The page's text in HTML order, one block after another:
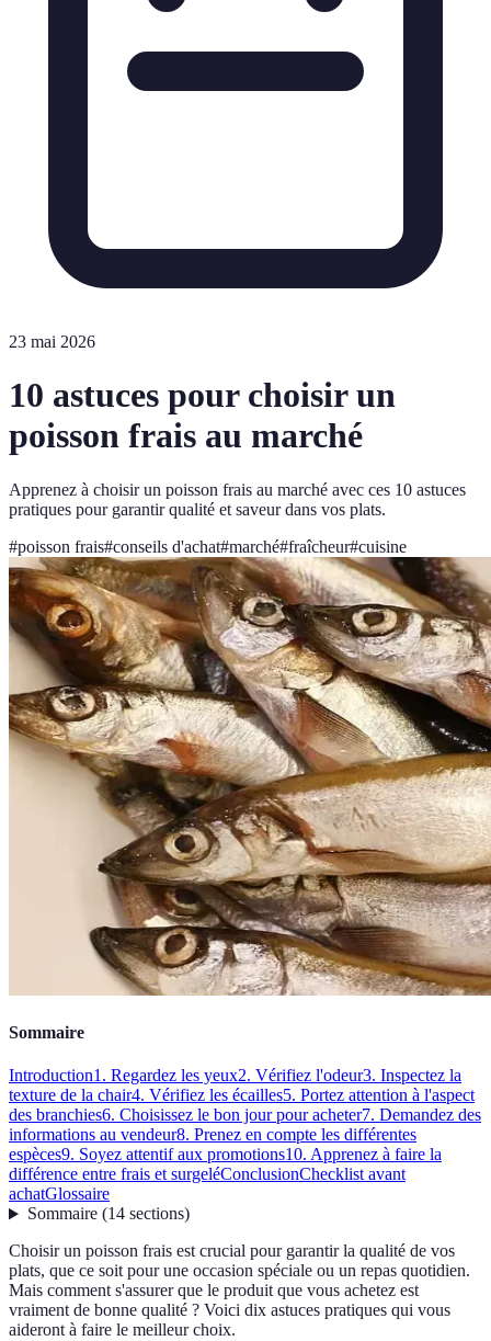
23 mai 2026
10 astuces pour choisir un
poisson frais au marché
Apprenez à choisir un poisson frais au marché avec ces 10 astuces
pratiques pour garantir qualité et saveur dans vos plats.
#poisson frais#conseils d'achat#marché#fraîcheur#cuisine
Sommaire
Introduction1. Regardez les yeux2. Vérifiez l'odeur3. Inspectez la
texture de la chair4. Vérifiez les écailles5. Portez attention à l'aspect
des branchies6. Choisissez le bon jour pour acheter7. Demandez des
informations au vendeur8. Prenez en compte les différentes
espèces9. Soyez attentif aux promotions10. Apprenez à faire la
différence entre frais et surgeléConclusionChecklist avant
achatGlossaire
Sommaire(14 sections)
Choisir un poisson frais est crucial pour garantir la qualité de vos
plats, que ce soit pour une occasion spéciale ou un repas quotidien.
Mais comment s'assurer que le produit que vous achetez est
vraiment de bonne qualité ? Voici dix astuces pratiques qui vous
aideront à faire le meilleur choix.